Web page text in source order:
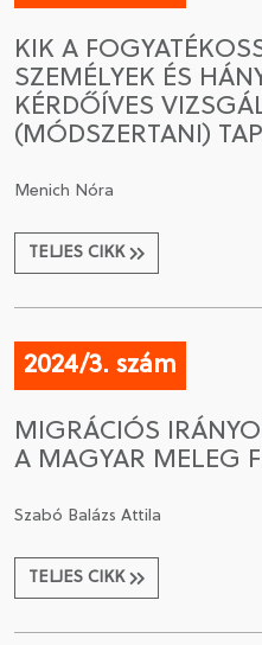
CSATLAKOZÁS A
TAGSÁGOMAT
KIK A
SZEMÉLYEK ÉS
KÉRDŐÍVES
(MÓDSZERTANI)
Menich Nóra
TELJES CIKK
2024/3. szám
MIGRÁCIÓS
A MAGYAR MELEG
Szabó Balázs Attila
TELJES CIKK